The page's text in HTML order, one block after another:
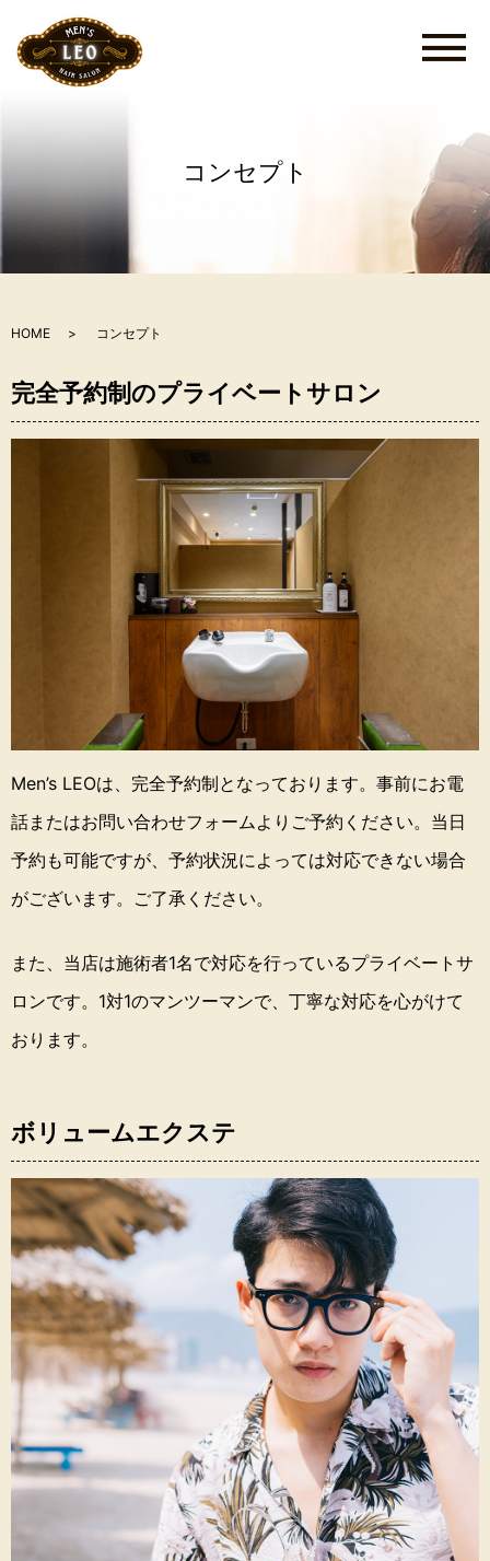
メ
コンセプト
HOME コンセプト
完全予約制のプライベートサロン
Men’s LEOは、完全予約制となっております。 事前にお電
話またはお問い合わせフォームよりご予約ください。 当日
予約も可能ですが、予約状況によっては対応できない場合
がございます。ご了承ください。
また、当店は施術者1名で対応を行っているプライベートサ
ロンです。 1対1のマンツーマンで、丁寧な対応を心がけて
おります。
ボリュームエクステ